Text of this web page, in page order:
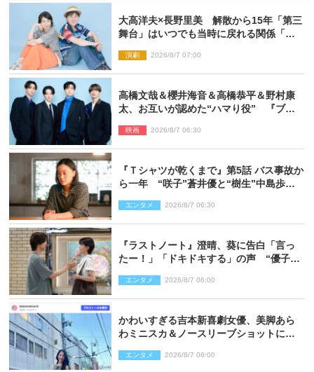
大高洋夫×長野里美 解散から15年「第三
舞台」はいつでも当時に戻れる関係「や
演劇 2026/8/7 07:00
高橋文哉＆櫻井海音＆高橋恭平＆野村康
太、お互いが認めた“ハマり役” 『ブル
映画 2026/8/7 06:30
『Ｔシャツが乾くまで』第5話 バス事故か
ら一年 “咲子”蒼井優と“樹生”中島歩は
エンタメ 2026/8/7 06:30
『ラストノート』澄晴、葵に告白「言っ
たー！」「ドキドキする」の声 “優子劇
エンタメ 2026/8/7 06:00
かわいすぎる吉本新喜劇女優、美脚あら
わミニスカ＆ノースリーブショットに反
エンタメ 2026/8/7 06:00